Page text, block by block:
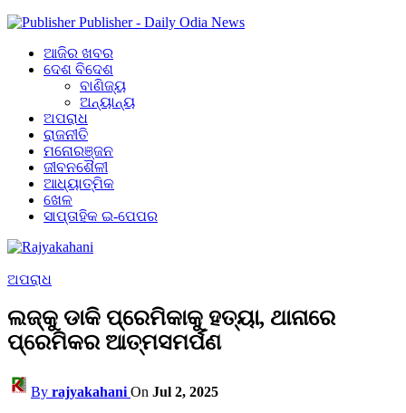
Publisher - Daily Odia News
ଆଜିର ଖବର
ଦେଶ ବିଦେଶ
ବାଣିଜ୍ୟ
ଅନ୍ୟାନ୍ୟ
ଅପରାଧ
ରାଜନୀତି
ମନୋରଞ୍ଜନ
ଜୀବନଶୈଳୀ
ଆଧ୍ୟାତ୍ମିକ
ଖେଳ
ସାପ୍ତାହିକ ଇ-ପେପର
ଅପରାଧ
ଲଜ୍‌କୁ ଡାକି ପ୍ରେମିକାକୁ ହତ୍ୟା, ଥାନାରେ
ପ୍ରେମିକର ଆତ୍ମସମର୍ପଣ
By rajyakahani On Jul 2, 2025